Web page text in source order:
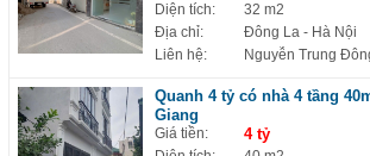
Diện tích:
32 m2
Địa chỉ:
Đông La - Hà Nội
Liên hệ:
Nguyễn Trung
Quanh 4 tỷ có nhà 4 tầng
Giang
Giá tiền: 4 tỷ